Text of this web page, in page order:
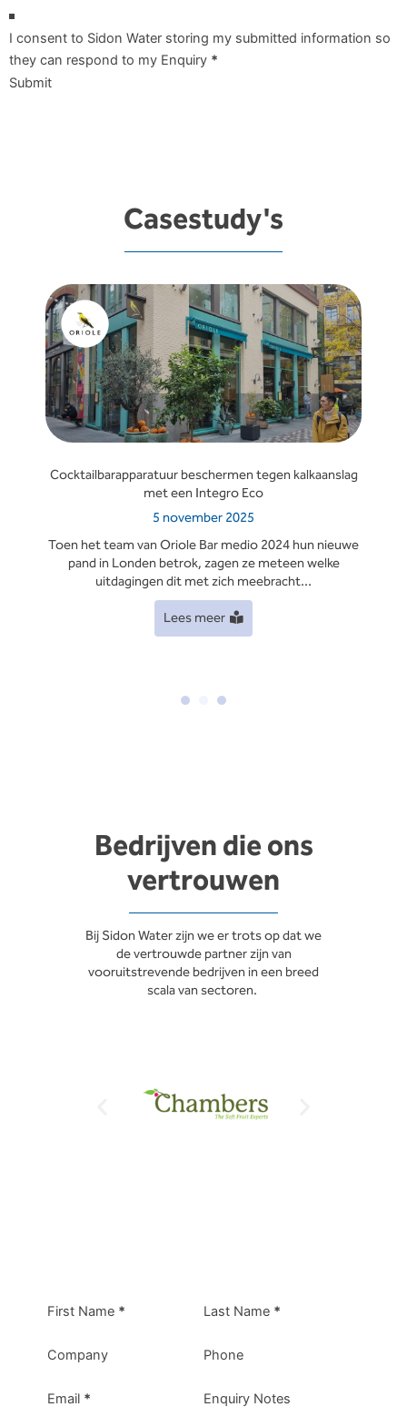
I consent to Sidon Water storing my submitted information so
they can respond to my Enquiry *
Submit
Casestudy's
Cocktailbarapparatuur beschermen tegen kalkaanslag
met een Integro Eco
5 november 2025
Toen het team van Oriole Bar medio 2024 hun nieuwe
pand in Londen betrok, zagen ze meteen welke
uitdagingen dit met zich meebracht...
Lees meer
Bedrijven die ons
vertrouwen
Bij Sidon Water zijn we er trots op dat we
de vertrouwde partner zijn van
vooruitstrevende bedrijven in een breed
scala van sectoren.
First Name * Last Name *
Company Phone
Email * Enquiry Notes